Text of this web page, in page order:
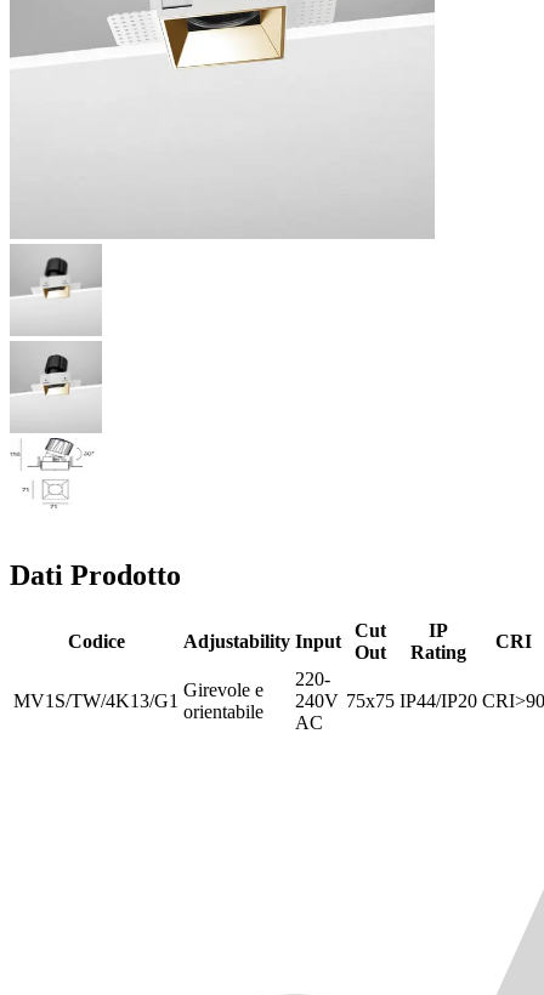
Dati Prodotto
Codice Adjustability Input
Cut
Out
IP
Rating
CRI
MV1S/TW/4K13/G1
Girevole e
orientabile
220-
240V
AC
75x75 IP44/IP20 CRI>90